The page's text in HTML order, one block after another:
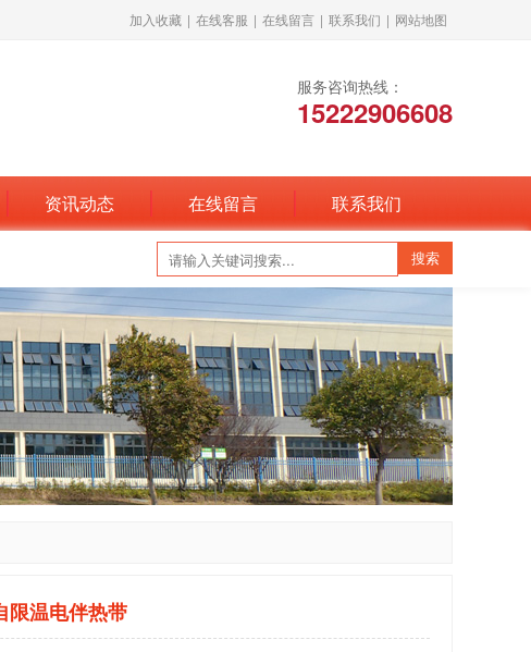
加入收藏 | 在线客服 | 在线留言 | 联系我们 | 网站地图
服务咨询热线：
15222906608
资讯动态 在线留言 联系我们
限温电伴热带